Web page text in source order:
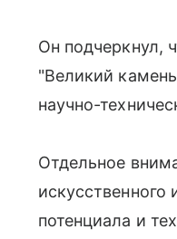
Он подчеркнул,
"Великий
научно-
Отдельное
потенциала и